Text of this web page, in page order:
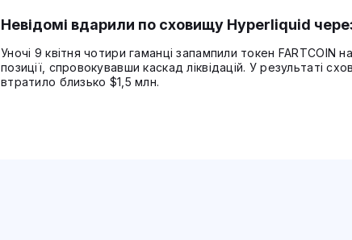
Невідомі вдарили по сховищу Hyperliquid
Уночі 9 квітня чотири гаманці запампили токен FARTCOIN
позиції, спровокувавши каскад ліквідацій. У результаті
втратило близько $1,5 млн.